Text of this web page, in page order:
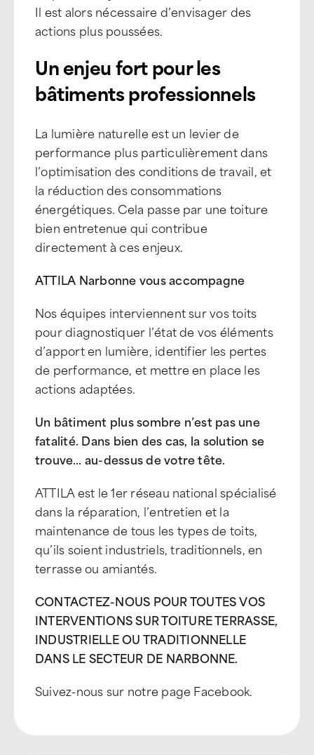
Il est alors nécessaire d’envisager des
actions plus poussées.
Un enjeu fort pour les
bâtiments professionnels
La lumière naturelle est un levier de
performance plus particulièrement dans
l’optimisation des conditions de travail, et
la réduction des consommations
énergétiques. Cela passe par une toiture
bien entretenue qui contribue
directement à ces enjeux.
ATTILA Narbonne vous accompagne
Nos équipes interviennent sur vos toits
pour diagnostiquer l’état de vos éléments
d’apport en lumière, identifier les pertes
de performance, et mettre en place les
actions adaptées.
Un bâtiment plus sombre n’est pas une
fatalité. Dans bien des cas, la solution se
trouve… au-dessus de votre tête.
ATTILA est le 1er réseau national spécialisé
dans la réparation, l’entretien et la
maintenance de tous les types de toits,
qu’ils soient industriels, traditionnels, en
terrasse ou amiantés.
CONTACTEZ-NOUS POUR TOUTES VOS
INTERVENTIONS SUR TOITURE TERRASSE,
INDUSTRIELLE OU TRADITIONNELLE
DANS LE SECTEUR DE NARBONNE.
Suivez-nous sur notre page Facebook.